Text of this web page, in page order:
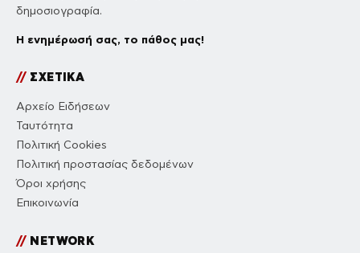
δημοσιογραφία.
Η ενημέρωσή σας, το πάθος μας!
//ΣΧΕΤΙΚΑ
Αρχείο Ειδήσεων
Ταυτότητα
Πολιτική Cookies
Πολιτική προστασίας δεδομένων
Όροι χρήσης
Επικοινωνία
//NETWORK